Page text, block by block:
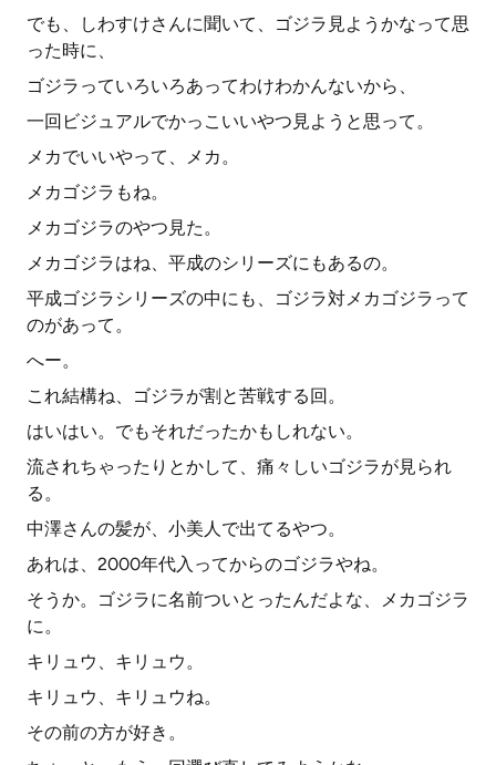
でも、しわすけさんに聞いて、ゴジラ見ようかなって思
った時に、
ゴジラっていろいろあってわけわかんないから、
一回ビジュアルでかっこいいやつ見ようと思って。
メカでいいやって、メカ。
メカゴジラもね。
メカゴジラのやつ見た。
メカゴジラはね、平成のシリーズにもあるの。
平成ゴジラシリーズの中にも、ゴジラ対メカゴジラって
のがあって。
へー。
これ結構ね、ゴジラが割と苦戦する回。
はいはい。でもそれだったかもしれない。
流されちゃったりとかして、痛々しいゴジラが見られ
る。
中澤さんの髪が、小美人で出てるやつ。
あれは、2000年代入ってからのゴジラやね。
そうか。ゴジラに名前ついとったんだよな、メカゴジラ
に。
キリュウ、キリュウ。
キリュウ、キリュウね。
その前の方が好き。